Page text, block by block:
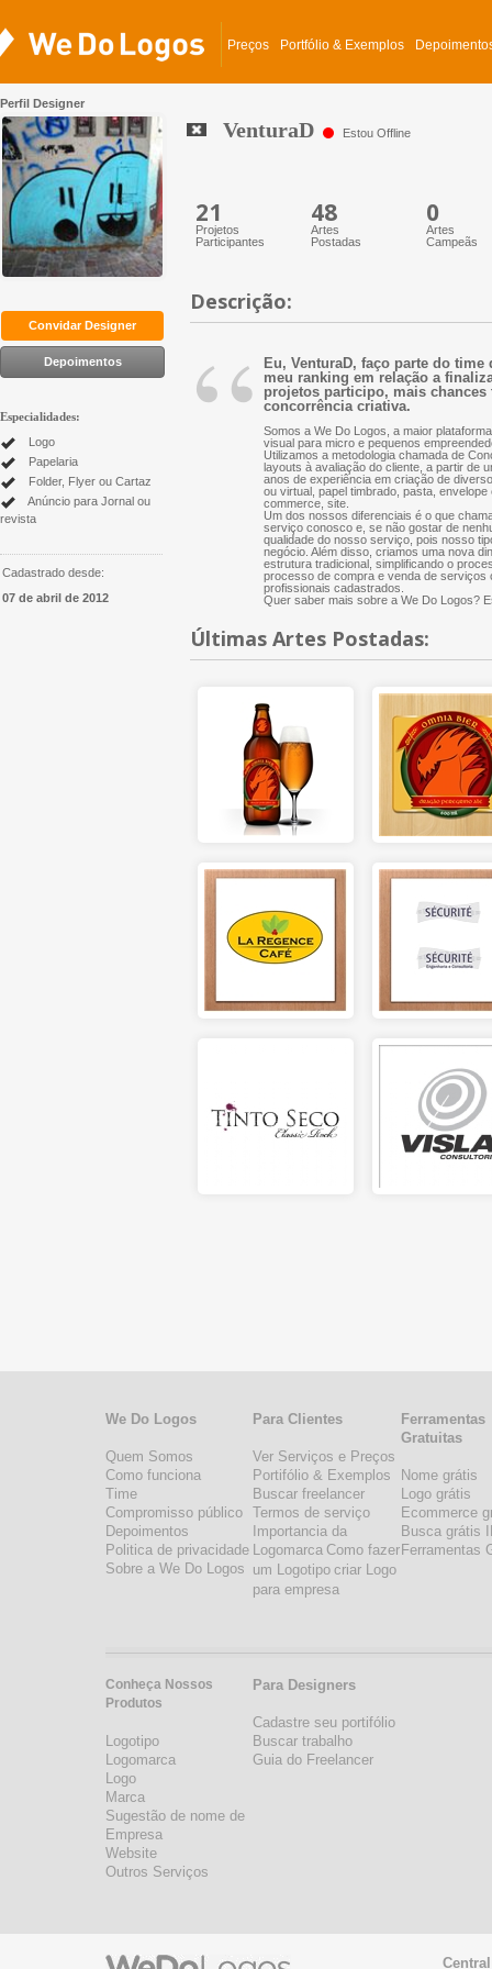
Preços Portfólio & Exemplos
Convidar Designer
Depoimentos
Especialidades:
Logo
Papelaria
Folder, Flyer ou Cartaz
Anúncio para Jornal ou
revista
Cadastrado desde:
07 de abril de 2012
VenturaD Estou Offline
Perfil Designer
21
Projetos
Participantes
48
Artes
Postadas
0
Artes
Campeãs
Descrição:
“
Eu, VenturaD, faço parte do
meu ranking em relação a
projetos participo, mais
concorrência criativa.
Somos a We Do Logos, a maior
visual para micro e pequenos
Utilizamos a metodologia chamada de
layouts à avaliação do cliente, a partir de
anos de experiência em criação de
ou virtual, papel timbrado, pasta,
commerce, site.
Um dos nossos diferenciais é o que
serviço conosco e, se não gostar de
qualidade do nosso serviço, pois nosso
negócio. Além disso, criamos uma nova
estrutura tradicional, simplificando o
processo de compra e venda de serviços
profissionais cadastrados.
Quer saber mais sobre a We Do Logos?
Últimas Artes Postadas:
We Do Logos
Quem Somos
Como funciona
Time
Compromisso público
Depoimentos
Politica de privacidade
Sobre a We Do Logos
Conheça Nossos
Produtos
Logotipo
Logomarca
Logo
Marca
Sugestão de nome de
Empresa
Website
Outros Serviços
Para Clientes
Ver Serviços e Preços
Portifólio & Exemplos
Buscar freelancer
Termos de serviço
Importancia da
Logomarca Como fazer
um Logotipo criar Logo
para empresa
Para Designers
Cadastre seu portifólio
Buscar trabalho
Guia do Freelancer
Ferramentas
Gratuitas
Nome grátis
Logo grátis
Ecommerce
Busca grátis
Ferramentas